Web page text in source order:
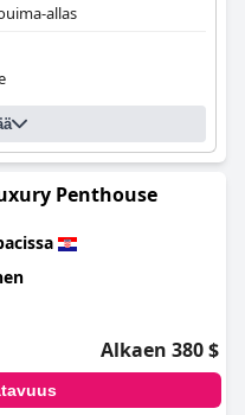
allas
Penthouse
Alkaen 380 $